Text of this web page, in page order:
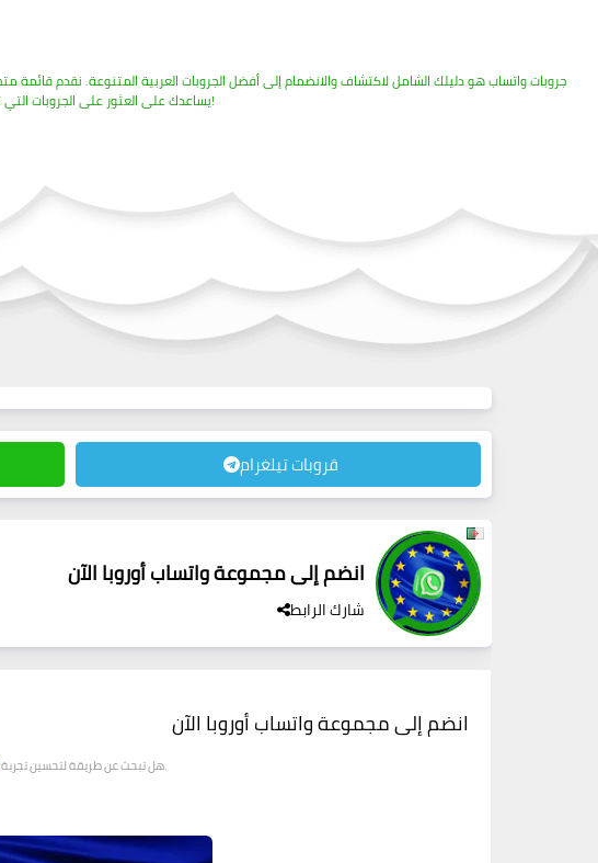
يساعدك على العثور على الجروبات التي تناسب اهتماماتك والانضمام إليها بسهولة. اكتشف الآن مجتمعاتك المفضلة وكن جزءًا منها!
قروبات تيلغرام
انضم إلى مجموعة واتساب أوروبا الآن
شارك الرابط
انضم إلى مجموعة واتساب أوروبا الآن
هل تبحث عن طريقة لتحسين تجربةالآن. ستكتشف فرصًا جديدة لتبادل الأفكار والمعلومات مع أعضاء من أوروبا.